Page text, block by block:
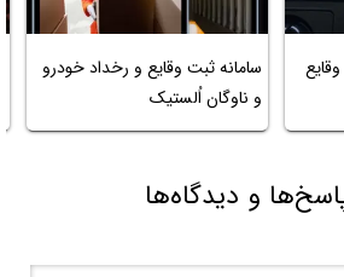
سامانه ثبت وقایع و رخداد خودرو
و ناوگان اُلستیک
و دیدگاه‌ها